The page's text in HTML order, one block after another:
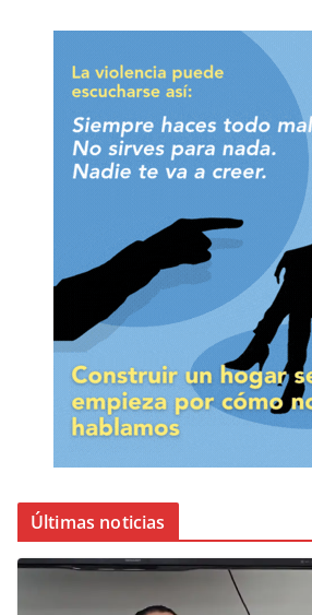
Últimas noticias